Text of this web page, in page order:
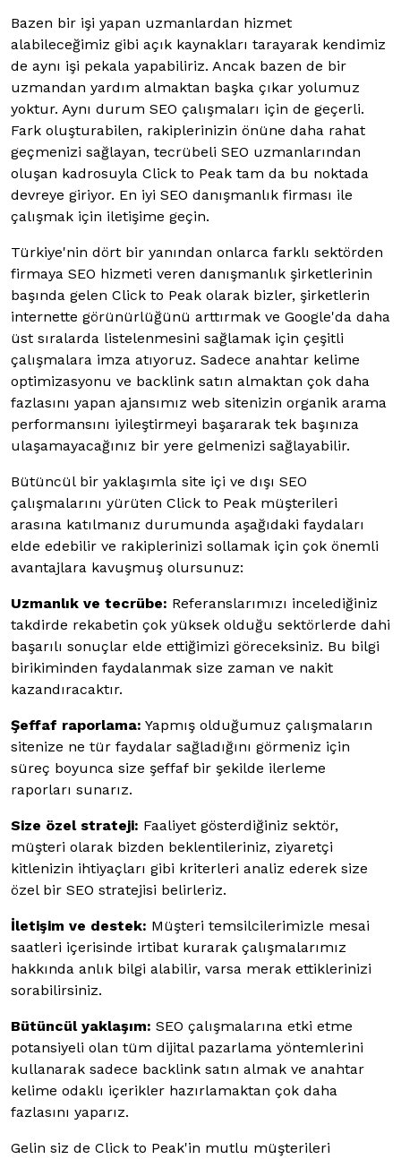
Bazen bir işi yapan uzmanlardan hizmet
alabileceğimiz gibi açık kaynakları tarayarak kendimiz
de aynı işi pekala yapabiliriz. Ancak bazen de bir
uzmandan yardım almaktan başka çıkar yolumuz
yoktur. Aynı durum SEO çalışmaları için de geçerli.
Fark oluşturabilen, rakiplerinizin önüne daha rahat
geçmenizi sağlayan, tecrübeli SEO uzmanlarından
oluşan kadrosuyla Click to Peak tam da bu noktada
devreye giriyor. En iyi SEO danışmanlık firması ile
çalışmak için iletişime geçin.
Türkiye'nin dört bir yanından onlarca farklı sektörden
firmaya SEO hizmeti veren danışmanlık şirketlerinin
başında gelen Click to Peak olarak bizler, şirketlerin
internette görünürlüğünü arttırmak ve Google'da daha
üst sıralarda listelenmesini sağlamak için çeşitli
çalışmalara imza atıyoruz. Sadece anahtar kelime
optimizasyonu ve backlink satın almaktan çok daha
fazlasını yapan ajansımız web sitenizin organik arama
performansını iyileştirmeyi başararak tek başınıza
ulaşamayacağınız bir yere gelmenizi sağlayabilir.
Bütüncül bir yaklaşımla site içi ve dışı SEO
çalışmalarını yürüten Click to Peak müşterileri
arasına katılmanız durumunda aşağıdaki faydaları
elde edebilir ve rakiplerinizi sollamak için çok önemli
avantajlara kavuşmuş olursunuz:
Uzmanlık ve tecrübe: Referanslarımızı incelediğiniz
takdirde rekabetin çok yüksek olduğu sektörlerde dahi
başarılı sonuçlar elde ettiğimizi göreceksiniz. Bu bilgi
birikiminden faydalanmak size zaman ve nakit
kazandıracaktır.
Şeffaf raporlama: Yapmış olduğumuz çalışmaların
sitenize ne tür faydalar sağladığını görmeniz için
süreç boyunca size şeffaf bir şekilde ilerleme
raporları sunarız.
Size özel strateji: Faaliyet gösterdiğiniz sektör,
müşteri olarak bizden beklentileriniz, ziyaretçi
kitlenizin ihtiyaçları gibi kriterleri analiz ederek size
özel bir SEO stratejisi belirleriz.
İletişim ve destek: Müşteri temsilcilerimizle mesai
saatleri içerisinde irtibat kurarak çalışmalarımız
hakkında anlık bilgi alabilir, varsa merak ettiklerinizi
sorabilirsiniz.
Bütüncül yaklaşım: SEO çalışmalarına etki etme
potansiyeli olan tüm dijital pazarlama yöntemlerini
kullanarak sadece backlink satın almak ve anahtar
kelime odaklı içerikler hazırlamaktan çok daha
fazlasını yaparız.
Gelin siz de Click to Peak'in mutlu müşterileri